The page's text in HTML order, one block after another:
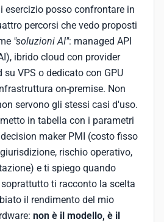
esercizio posso confrontare in
percorsi che vedo proposti
"soluzioni AI": managed API
ibrido cloud con provider
su VPS o dedicato con GPU
on-premise. Non
servono gli stessi casi d'uso.
in tabella con i parametri
maker PMI (costo fisso
rischio operativo,
e ti spiego quando
ti racconto la scelta
il rendimento del mio
non è il modello, è il